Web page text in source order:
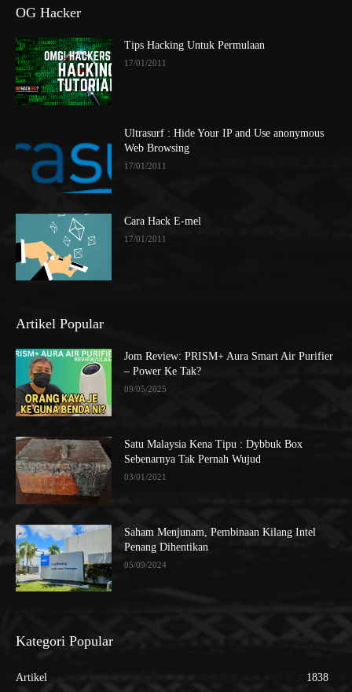
OG Hacker
Tips Hacking Untuk Permulaan
17/01/2011
Ultrasurf : Hide Your IP and Use anonymous
Web Browsing
17/01/2011
Cara Hack E-mel
17/01/2011
Artikel Popular
Jom Review: PRISM+ Aura Smart Air Purifier
– Power Ke Tak?
09/05/2025
Satu Malaysia Kena Tipu : Dybbuk Box
Sebenarnya Tak Pernah Wujud
03/01/2021
Saham Menjunam, Pembinaan Kilang Intel
Penang Dihentikan
05/09/2024
Kategori Popular
Artikel
1838